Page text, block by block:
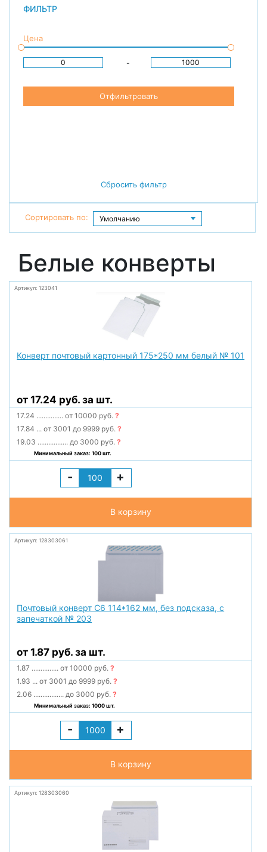
ФИЛЬТР
Цена
-
Отфильтровать
Сбросить фильтр
Сортировать по:
Белые конверты
Артикул: 123041
Конверт почтовый картонный 175*250 мм белый № 101
от 17.24 руб. за шт.
17.24 ............... от 10000 руб.?
17.84 ... от 3001 до 9999 руб.?
19.03 ................. до 3000 руб.?
Минимальный заказ: 100 шт.
- +
В корзину
Артикул: 128303061
Почтовый конверт С6 114*162 мм, без подсказа, с
запечаткой № 203
от 1.87 руб. за шт.
1.87 ............... от 10000 руб.?
1.93 ... от 3001 до 9999 руб.?
2.06 ................. до 3000 руб.?
Минимальный заказ: 1000 шт.
- +
В корзину
Артикул: 128303060